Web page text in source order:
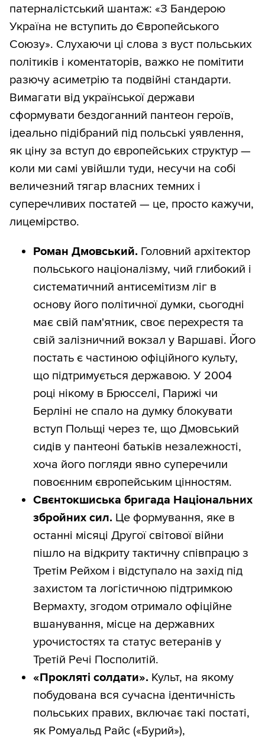
патерналістський шантаж: «З Бандерою
Україна не вступить до Європейського
Союзу». Слухаючи ці слова з вуст польських
політиків і коментаторів, важко не помітити
разючу асиметрію та подвійні стандарти.
Вимагати від української держави
сформувати бездоганний пантеон героїв,
ідеально підібраний під польські уявлення,
як ціну за вступ до європейських структур —
коли ми самі увійшли туди, несучи на собі
величезний тягар власних темних і
суперечливих постатей — це, просто кажучи,
лицемірство.
Роман Дмовський. Головний архітектор
польського націоналізму, чий глибокий і
систематичний антисемітизм ліг в
основу його політичної думки, сьогодні
має свій пам'ятник, своє перехрестя та
свій залізничний вокзал у Варшаві. Його
постать є частиною офіційного культу,
що підтримується державою. У 2004
році нікому в Брюсселі, Парижі чи
Берліні не спало на думку блокувати
вступ Польщі через те, що Дмовський
сидів у пантеоні батьків незалежності,
хоча його погляди явно суперечили
повоєнним європейським цінностям.
Свєнтокшиська бригада Національних
збройних сил. Це формування, яке в
останні місяці Другої світової війни
пішло на відкриту тактичну співпрацю з
Третім Рейхом і відступало на захід під
захистом та логістичною підтримкою
Вермахту, згодом отримало офіційне
вшанування, місце на державних
урочистостях та статус ветеранів у
Третій Речі Посполитій.
«Прокляті солдати». Культ, на якому
побудована вся сучасна ідентичність
польських правих, включає такі постаті,
як Ромуальд Райс («Бурий»),